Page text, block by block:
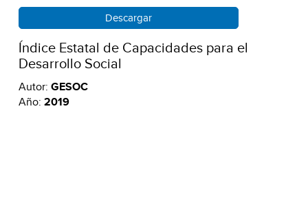
Descargar
Índice Estatal de Capacidades para el
Desarrollo Social
Autor: GESOC
Año: 2019